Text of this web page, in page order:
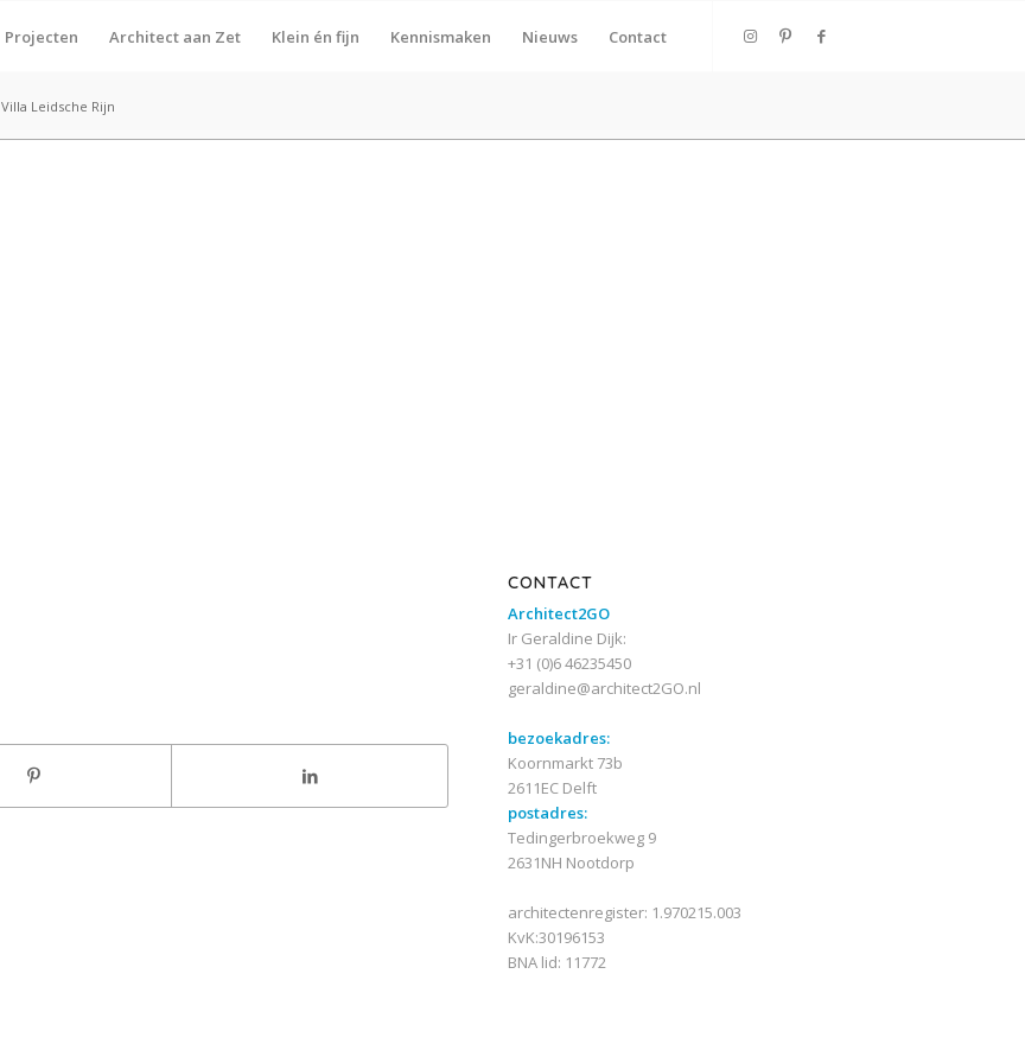
Projecten Architect aan Zet Klein én fijn Kennismaken Nieuws Contact
Villa Leidsche Rijn
CONTACT
Architect2GO
Ir Geraldine Dijk:
+31 (0)6 46235450
geraldine@architect2GO.nl
bezoekadres:
Koornmarkt 73b
2611EC Delft
postadres:
Tedingerbroekweg 9
2631NH Nootdorp
architectenregister: 1.970215.003
KvK:30196153
BNA lid: 11772